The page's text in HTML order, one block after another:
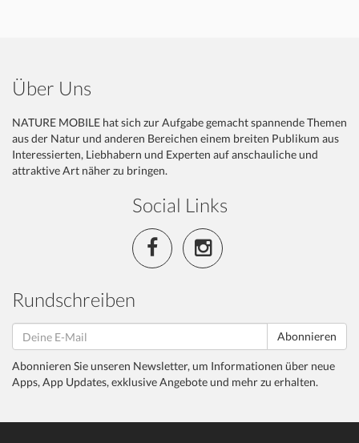
Über Uns
NATURE MOBILE hat sich zur Aufgabe gemacht spannende Themen
aus der Natur und anderen Bereichen einem breiten Publikum aus
Interessierten, Liebhabern und Experten auf anschauliche und
attraktive Art näher zu bringen.
Social Links
Rundschreiben
Abonnieren
Abonnieren Sie unseren Newsletter, um Informationen über neue
Apps, App Updates, exklusive Angebote und mehr zu erhalten.